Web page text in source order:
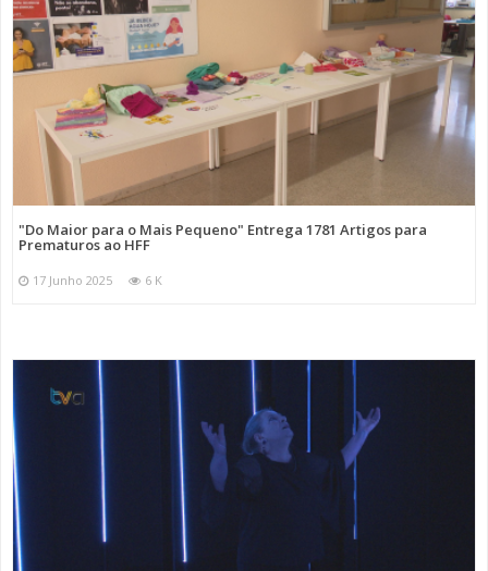
"Do Maior para o Mais Pequeno" Entrega 1781 Artigos para
Prematuros ao HFF
17 Junho 2025 6 K